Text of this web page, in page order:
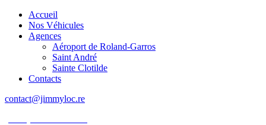
Accueil
Nos Véhicules
Agences
Aéroport de Roland-Garros
Saint André
Sainte Clotilde
Contacts
contact@jimmyloc.re